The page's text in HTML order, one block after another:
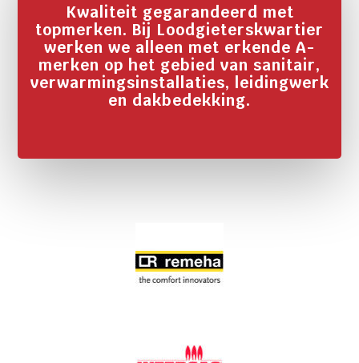
Kwaliteit gegarandeerd met
topmerken. Bij Loodgieterskwartier
werken we alleen met erkende A-
merken op het gebied van sanitair,
verwarmingsinstallaties, leidingwerk
en dakbedekking.